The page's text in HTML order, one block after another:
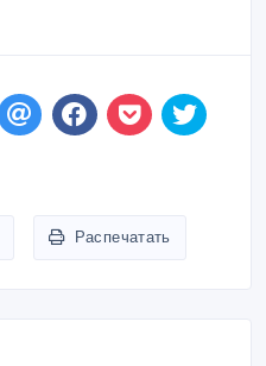
Распечатать